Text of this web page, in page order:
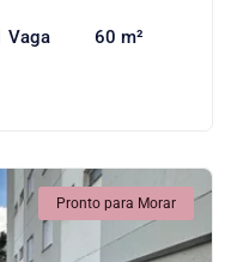
Vaga 60 m²
Pronto para Morar